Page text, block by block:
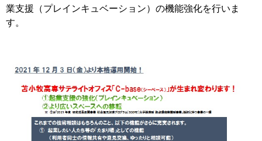
業支援（プレインキュベーション）の機能強化を行いま
す。